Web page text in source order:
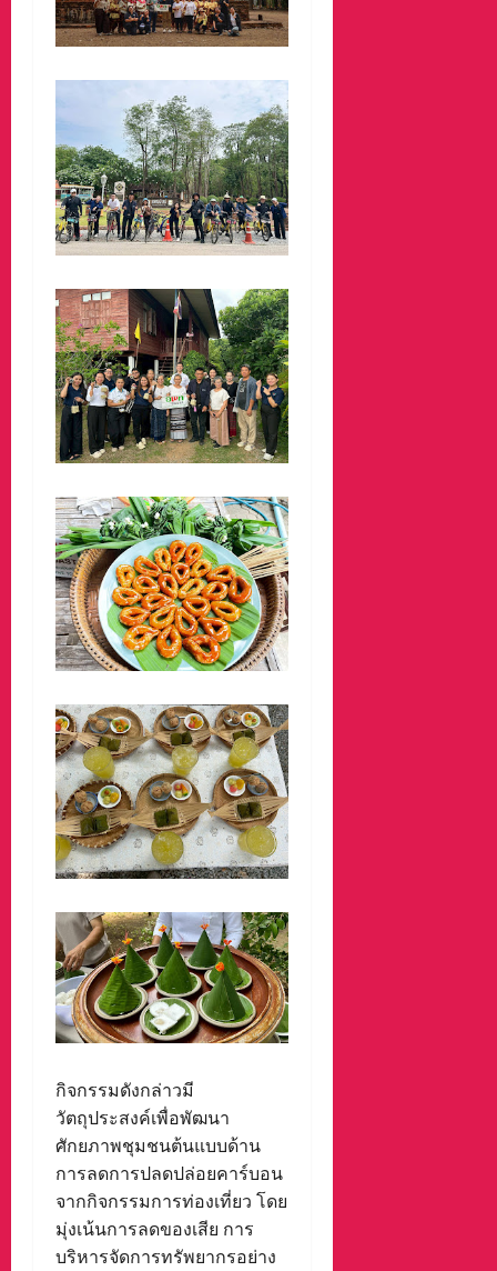
กิจกรรมดังกล่าวมี
วัตถุประสงค์เพื่อพัฒนา
ศักยภาพชุมชนต้นแบบด้าน
การลดการปลดปล่อยคาร์บอน
จากกิจกรรมการท่องเที่ยว โดย
มุ่งเน้นการลดของเสีย การ
บริหารจัดการทรัพยากรอย่าง